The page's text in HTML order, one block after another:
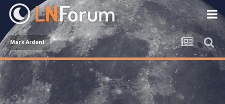
Mark Ardent